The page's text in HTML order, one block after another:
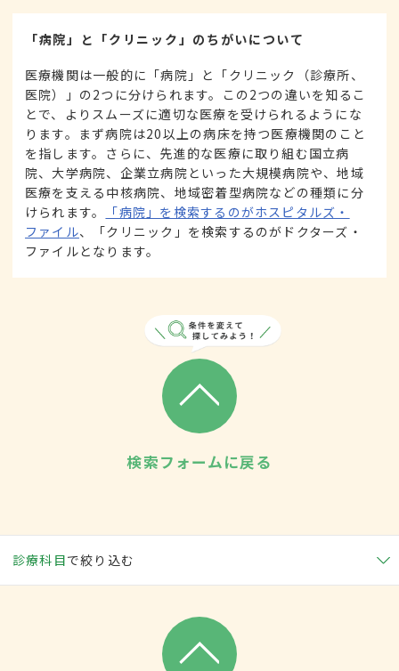
「病院」と「クリニック」のちがいについて
医療機関は一般的に「病院」と「クリニック（診療所、
医院）」の2つに分けられます。この2つの違いを知るこ
とで、よりスムーズに適切な医療を受けられるようにな
ります。まず病院は20以上の病床を持つ医療機関のこと
を指します。さらに、先進的な医療に取り組む国立病
院、大学病院、企業立病院といった大規模病院や、地域
医療を支える中核病院、地域密着型病院などの種類に分
けられます。
「病院」を検索するのがホスピタルズ・
ファイル、「クリニック」を検索するのがドクターズ・
ファイルとなります。
検索フォームに戻る
診療科目で絞り込む